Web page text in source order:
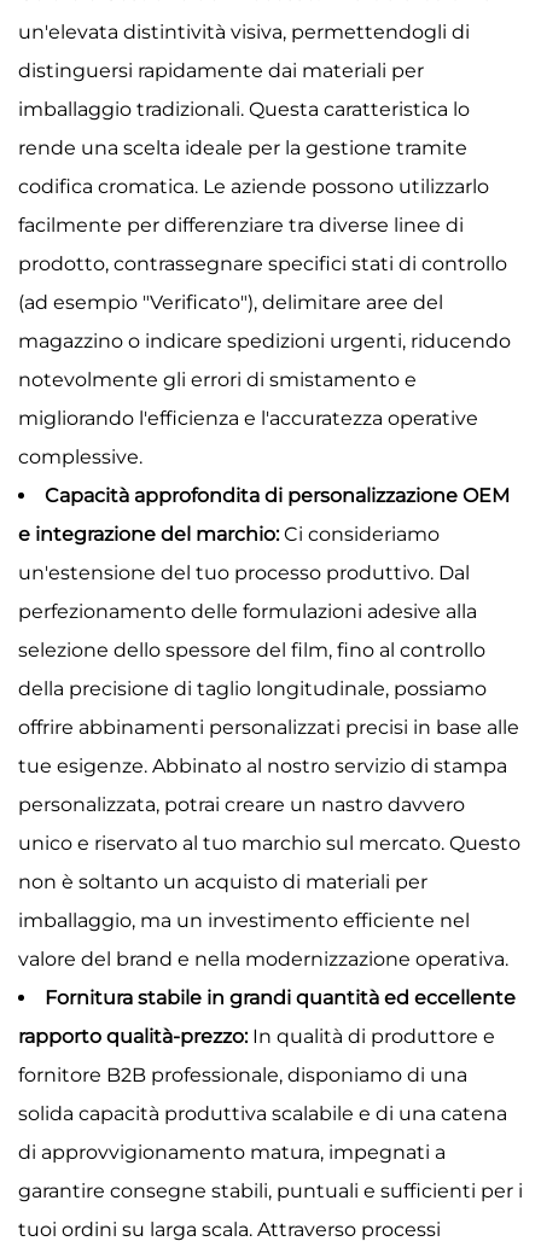
un'elevata distintività visiva, permettendogli di
distinguersi rapidamente dai materiali per
imballaggio tradizionali. Questa caratteristica lo
rende una scelta ideale per la gestione tramite
codifica cromatica. Le aziende possono utilizzarlo
facilmente per differenziare tra diverse linee di
prodotto, contrassegnare specifici stati di controllo
(ad esempio "Verificato"), delimitare aree del
magazzino o indicare spedizioni urgenti, riducendo
notevolmente gli errori di smistamento e
migliorando l'efficienza e l'accuratezza operative
complessive.
Capacità approfondita di personalizzazione OEM
e integrazione del marchio:Ci consideriamo
un'estensione del tuo processo produttivo. Dal
perfezionamento delle formulazioni adesive alla
selezione dello spessore del film, fino al controllo
della precisione di taglio longitudinale, possiamo
offrire abbinamenti personalizzati precisi in base alle
tue esigenze. Abbinato al nostro servizio di stampa
personalizzata, potrai creare un nastro davvero
unico e riservato al tuo marchio sul mercato. Questo
non è soltanto un acquisto di materiali per
imballaggio, ma un investimento efficiente nel
valore del brand e nella modernizzazione operativa.
Fornitura stabile in grandi quantità ed eccellente
rapporto qualità-prezzo: In qualità di produttore e
fornitore B2B professionale, disponiamo di una
solida capacità produttiva scalabile e di una catena
di approvvigionamento matura, impegnati a
garantire consegne stabili, puntuali e sufficienti per i
tuoi ordini su larga scala. Attraverso processi